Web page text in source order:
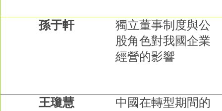
孫于軒
獨立董事制度與公
股角色對我國企業
經營的影響
王瓊慧
中國在轉型期間的